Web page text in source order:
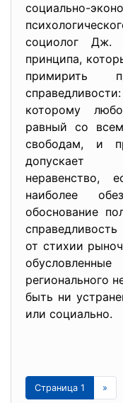
социально-
социолог Дж.
принципа,
примирить
которому
равный со
свободам, и
допускает
неравенство,
наиболее
обоснование
от стихии
регионального
быть ни
или социально.
Страница 1 »